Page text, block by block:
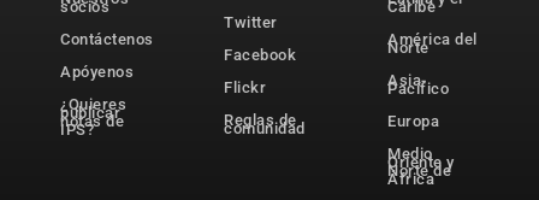
socios
Contáctenos
Apóyenos
¿Quieres
publicar
notas de
IPS?
Twitter
Facebook
Flickr
Reglas de
comunidad
Caribe
América del
Norte
Asia-
Pacífico
Europa
Medio
Oriente y
Norte de
África